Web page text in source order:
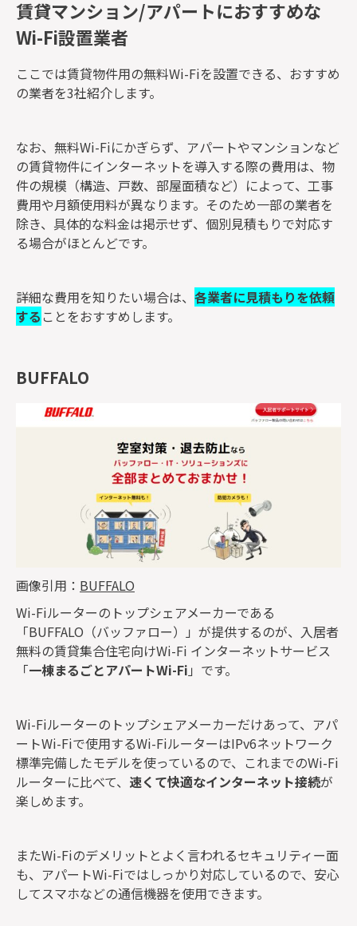
賃貸マンション/アパートにおすすめな
Wi-Fi設置業者
ここでは賃貸物件用の無料Wi-Fiを設置できる、おすすめ
の業者を3社紹介します。
なお、無料Wi-Fiにかぎらず、アパートやマンションなど
の賃貸物件にインターネットを導入する際の費用は、物
件の規模（構造、戸数、部屋面積など）によって、工事
費用や月額使用料が異なります。そのため一部の業者を
除き、具体的な料金は掲示せず、個別見積もりで対応す
る場合がほとんどです。
詳細な費用を知りたい場合は、 各業者に見積もりを依頼
する ことをおすすめします。
BUFFALO
画像引用： BUFFALO
Wi-Fiルーターのトップシェアメーカーである
「BUFFALO（バッファロー）」が提供するのが、入居者
無料の賃貸集合住宅向けWi-Fi インターネットサービス
「一棟まるごとアパートWi-Fi 」です。
Wi-Fiルーターのトップシェアメーカーだけあって、アパ
ートWi-Fiで使用するWi-FiルーターはIPv6ネットワーク
標準完備したモデルを使っているので、これまでのWi-Fi
ルーターに比べて、 速くて快適なインターネット接続が
楽しめます。
またWi-Fiのデメリットとよく言われるセキュリティー面
も、アパートWi-Fiではしっかり対応しているので、安心
してスマホなどの通信機器を使用できます。